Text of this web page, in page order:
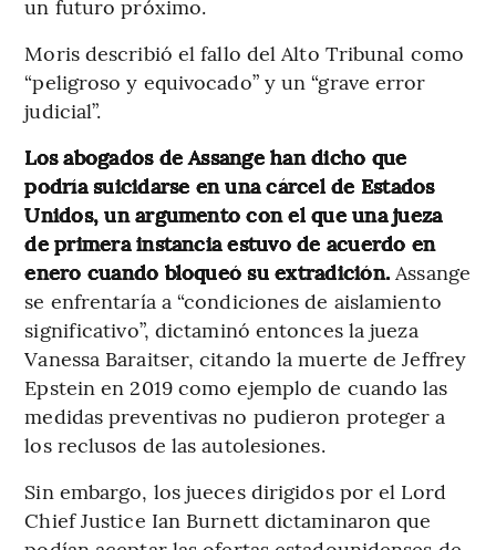
un futuro próximo.
Moris describió el fallo del Alto Tribunal como
“peligroso y equivocado” y un “grave error
judicial”.
Los abogados de Assange han dicho que
podría suicidarse en una cárcel de Estados
Unidos, un argumento con el que una jueza
de primera instancia estuvo de acuerdo en
enero cuando bloqueó su extradición.Assange
se enfrentaría a “condiciones de aislamiento
significativo”, dictaminó entonces la jueza
Vanessa Baraitser, citando la muerte de Jeffrey
Epstein en 2019 como ejemplo de cuando las
medidas preventivas no pudieron proteger a
los reclusos de las autolesiones.
Sin embargo, los jueces dirigidos por el Lord
Chief Justice Ian Burnett dictaminaron que